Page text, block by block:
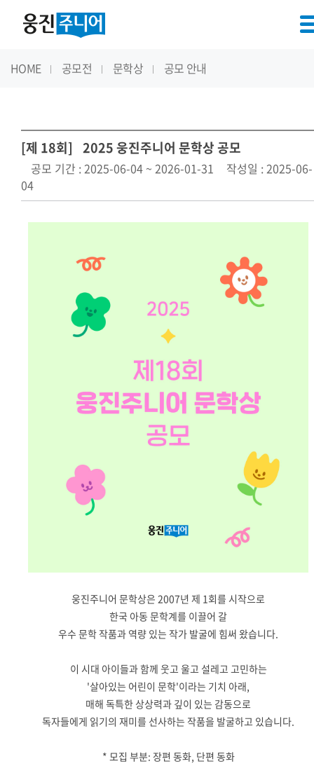
HOME 공모전 문학상 공모 안내
[제 18회] 2025 웅진주니어 문학상 공모
공모 기간 : 2025-06-04 ~ 2026-01-31
작성일 : 2025-06-
04
웅진주니어 문학상은 2007년 제 1회를 시작으로
한국 아동 문학계를 이끌어 갈
우수 문학 작품과 역량 있는 작가 발굴에 힘써 왔습니다.
이 시대 아이들과 함께 웃고 울고 설레고 고민하는
'살아있는 어린이 문학'이라는 기치 아래,
매해 독특한 상상력과 깊이 있는 감동으로
독자들에게 읽기의 재미를 선사하는 작품을 발굴하고 있습니다.
* 모집 부분: 장편 동화, 단편 동화